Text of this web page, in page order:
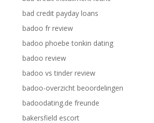
bad credit payday loans
badoo fr review
badoo phoebe tonkin dating
badoo review
badoo vs tinder review
badoo-overzicht beoordelingen
badoodating.de freunde
bakersfield escort